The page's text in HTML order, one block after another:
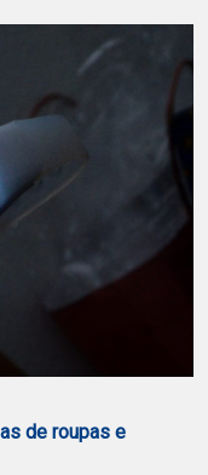
de roupas e